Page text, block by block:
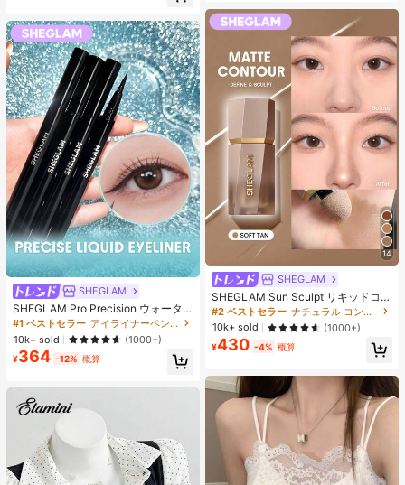
SHEGLAM
SHEGLAM Pro Precision ウォータ
ープルーフリキッドアイライナー-Bl
ack 女性と女の子のためのブランド
ビューティーコスメメイクアップ
#1 ベストセラー
アイライナーペンシル アイライナー
10k+ sold
(1000+)
¥364 -12% 概算
14
SHEGLAM
SHEGLAM Sun Sculpt リキッドコン
ター-Soft Tan ノーズシャドウ シェ
ーディング 女性と女の子のためのブ
ランドビューティーコスメメイクア
ップ
#2 ベストセラー
ナチュラル コントゥア＆ブロンザー
10k+ sold
(1000+)
¥430 -4% 概算